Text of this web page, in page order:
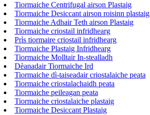
Tiormaiche Centrifugal airson Plastaig
Tiormaiche Desiccant airson roisinn plastaig
Tiormaiche Adhair Teth airson Plastaig
Tiormaiche criostail infridhearg
Prìs tiormaire criostail infridhearg
Tiormaiche Plastaig Infridhearg
Tiormaiche Molltair In-stealladh
Dèanadair Tiormaiche Ird
Tiormaiche dì-taiseadair criostalaiche peata
Tiormaiche criostalachaidh peata
Tiormaiche peileagan peata
Tiormaiche criostalaiche plastaig
Tiormaiche Desiccant Plastaig